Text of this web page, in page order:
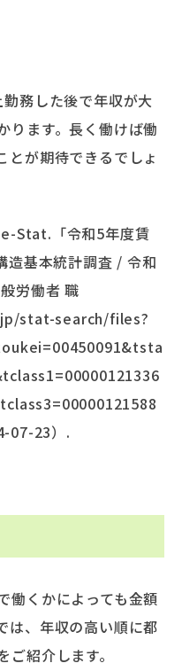
務した後で年収が大
ります。長く働けば働
とが期待できるでしょ
Stat.「令和5年度賃
造基本統計調査 / 令和
労働者 職
stat-search/files?
07-23）.
働くかによっても金額
は、年収の高い順に都
紹介します。